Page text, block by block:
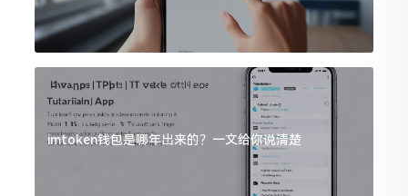
imtoken钱包是哪年出来的？一文给你说清楚